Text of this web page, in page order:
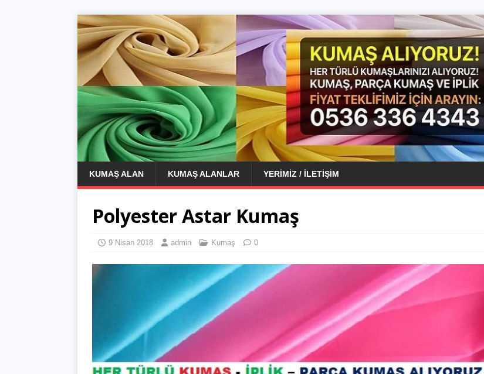
KUMAŞ ALAN KUMAŞ ALANLAR YERIMIZ / İLETIŞIM
Polyester Astar Kumaş
9 Nisan 2018 admin Kumaş 0